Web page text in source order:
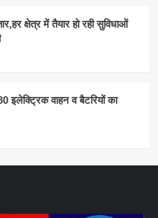
क्षेत्र में तैयार हो रही सुविधाओं
इलेक्ट्रिक वाहन व बैटरियों का